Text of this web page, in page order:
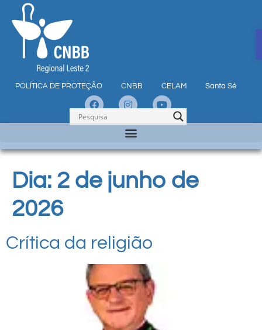
POLÍTICA DE PROTEÇÃO CNBB CELAM Santa Sé
Dia: 2 de junho de
2026
Crítica da religião